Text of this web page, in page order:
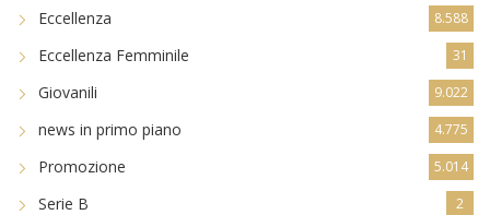
Eccellenza 8.588
Eccellenza Femminile 31
Giovanili 9.022
news in primo piano 4.775
Promozione 5.014
Serie B 2